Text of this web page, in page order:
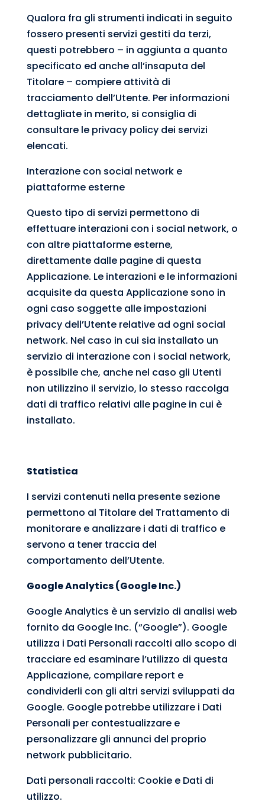
Qualora fra gli strumenti indicati in seguito
fossero presenti servizi gestiti da terzi,
questi potrebbero – in aggiunta a quanto
specificato ed anche all’insaputa del
Titolare – compiere attività di
tracciamento dell’Utente. Per informazioni
dettagliate in merito, si consiglia di
consultare le privacy policy dei servizi
elencati.
Interazione con social network e
piattaforme esterne
Questo tipo di servizi permettono di
effettuare interazioni con i social network, o
con altre piattaforme esterne,
direttamente dalle pagine di questa
Applicazione. Le interazioni e le informazioni
acquisite da questa Applicazione sono in
ogni caso soggette alle impostazioni
privacy dell’Utente relative ad ogni social
network. Nel caso in cui sia installato un
servizio di interazione con i social network,
è possibile che, anche nel caso gli Utenti
non utilizzino il servizio, lo stesso raccolga
dati di traffico relativi alle pagine in cui è
installato.
Statistica
I servizi contenuti nella presente sezione
permettono al Titolare del Trattamento di
monitorare e analizzare i dati di traffico e
servono a tener traccia del
comportamento dell’Utente.
Google Analytics (Google Inc.)
Google Analytics è un servizio di analisi web
fornito da Google Inc. (“Google”). Google
utilizza i Dati Personali raccolti allo scopo di
tracciare ed esaminare l’utilizzo di questa
Applicazione, compilare report e
condividerli con gli altri servizi sviluppati da
Google. Google potrebbe utilizzare i Dati
Personali per contestualizzare e
personalizzare gli annunci del proprio
network pubblicitario.
Dati personali raccolti: Cookie e Dati di
utilizzo.